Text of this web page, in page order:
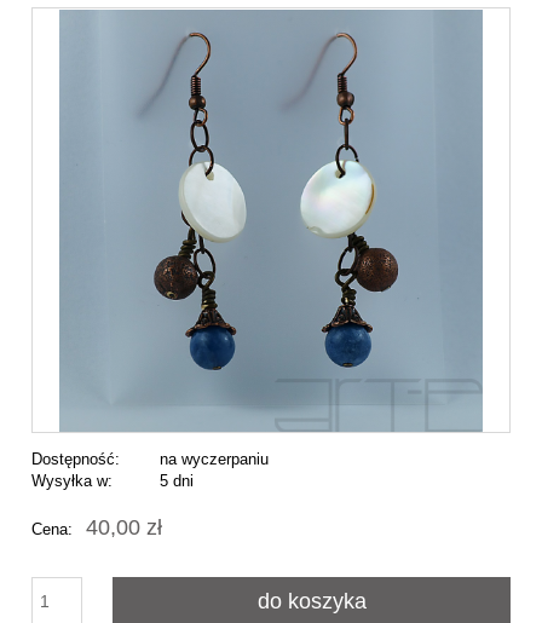
Dostępność:
na wyczerpaniu
Wysyłka w:
5 dni
Cena: 40,00 zł
do koszyka